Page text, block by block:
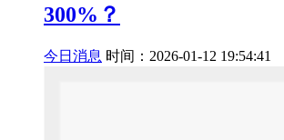
300%？
今日消息 时间：2026-01-12 19:54:41